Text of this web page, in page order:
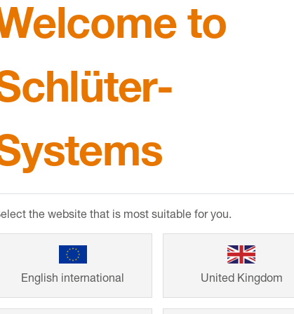
sem fim
to
the website that is most suitable for you.
English international United Kingdom